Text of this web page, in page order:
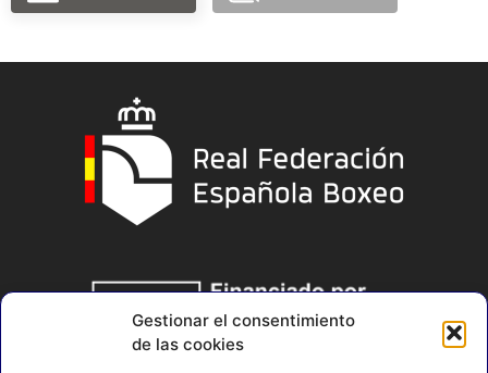
Gestionar el consentimiento
de las cookies